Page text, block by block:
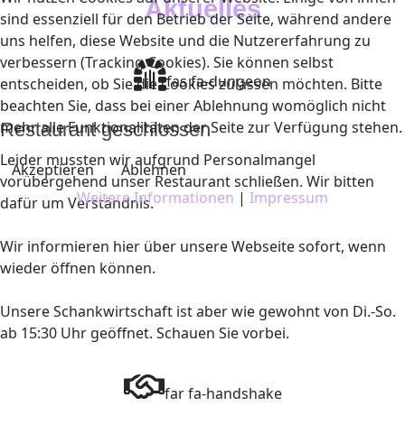
Aktuelles
fas fa-dungeon
Restaurant geschlossen
Leider mussten wir aufgrund Personalmangel
vorübergehend unser Restaurant schließen. Wir bitten
dafür um Verständnis.
Wir informieren hier über unsere Webseite sofort, wenn
wieder öffnen können.
Unsere Schankwirtschaft ist aber wie gewohnt von Di.-So.
ab 15:30 Uhr geöffnet. Schauen Sie vorbei.
far fa-handshake
sind essenziell für den Betrieb der Seite, während andere
uns helfen, diese Website und die Nutzererfahrung zu
verbessern (Tracking Cookies). Sie können selbst
entscheiden, ob Sie die Cookies zulassen möchten. Bitte
beachten Sie, dass bei einer Ablehnung womöglich nicht
mehr alle Funktionalitäten der Seite zur Verfügung stehen.
Akzeptieren
Ablehnen
Weitere Informationen | Impressum